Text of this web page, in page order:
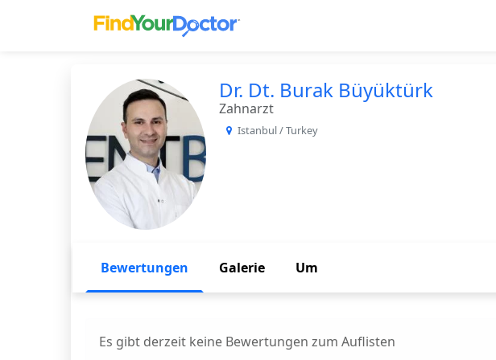
Dr. Dt. Burak Büyüktürk
Zahnarzt
Istanbul / Turkey
Bewertungen Galerie Um
Es gibt derzeit keine Bewertungen zum Auflisten